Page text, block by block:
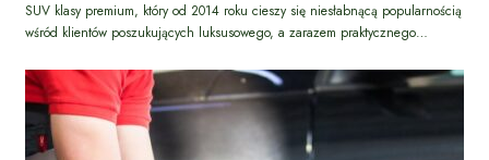
SUV klasy premium, który od 2014 roku cieszy się niesłabnącą popularnością
wśród klientów poszukujących luksusowego, a zarazem praktycznego…